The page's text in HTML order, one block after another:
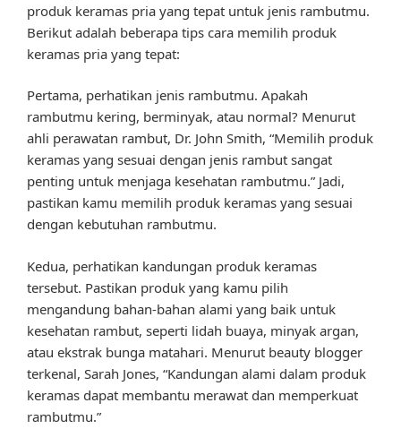
produk keramas pria yang tepat untuk jenis rambutmu.
Berikut adalah beberapa tips cara memilih produk
keramas pria yang tepat:
Pertama, perhatikan jenis rambutmu. Apakah
rambutmu kering, berminyak, atau normal? Menurut
ahli perawatan rambut, Dr. John Smith, “Memilih produk
keramas yang sesuai dengan jenis rambut sangat
penting untuk menjaga kesehatan rambutmu.” Jadi,
pastikan kamu memilih produk keramas yang sesuai
dengan kebutuhan rambutmu.
Kedua, perhatikan kandungan produk keramas
tersebut. Pastikan produk yang kamu pilih
mengandung bahan-bahan alami yang baik untuk
kesehatan rambut, seperti lidah buaya, minyak argan,
atau ekstrak bunga matahari. Menurut beauty blogger
terkenal, Sarah Jones, “Kandungan alami dalam produk
keramas dapat membantu merawat dan memperkuat
rambutmu.”